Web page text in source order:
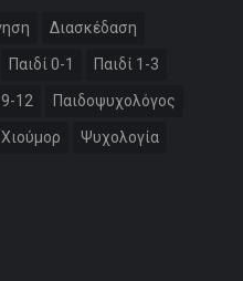
Διασκέδαση
Παιδί 0-1 Παιδί 1-3
9-12 Παιδοψυχολόγος
Χιούμορ Ψυχολογία